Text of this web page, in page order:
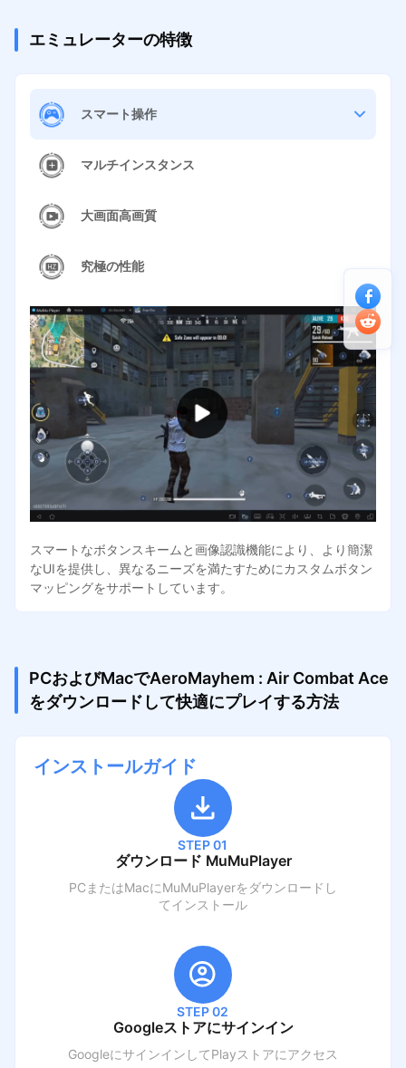
エミュレーターの特徴
スマート操作
マルチインスタンス
大画面高画質
究極の性能
スマートなボタンスキームと画像認識機能により、より簡潔
なUIを提供し、異なるニーズを満たすためにカスタムボタン
マッピングをサポートしています。
PCおよびMacでAeroMayhem : Air Combat Ace
をダウンロードして快適にプレイする方法
インストールガイド
STEP 01
ダウンロード MuMuPlayer
PCまたはMacにMuMuPlayerをダウンロードし
てインストール
STEP 02
Googleストアにサインイン
GoogleにサインインしてPlayストアにアクセス